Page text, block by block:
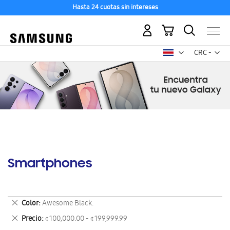
Hasta 24 cuotas sin intereses
CRC -
colón
Mi carrito
Smartphones
Color Awesome Black.
Eliminar
este
artículo
Precio ¢ 100,000.00 - ¢ 199,999.99
Eliminar